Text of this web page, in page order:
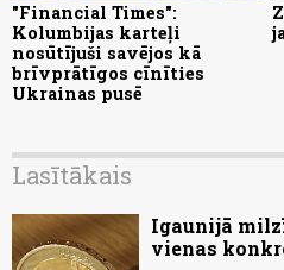
"Financial Times":
Kolumbijas karteļi
nosūtījuši savējos kā
brīvprātīgos cīnīties
Ukrainas pusē
Lasītākais
Igaunijā
vienas